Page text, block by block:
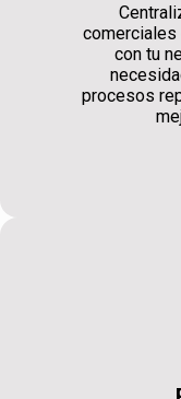
comerciales
con tu
procesos